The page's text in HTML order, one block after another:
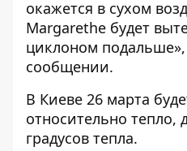
окажется в сухом
Margarethe будет
циклоном
сообщении.
В Киеве 26 марта
относительно тепло,
градусов тепла.